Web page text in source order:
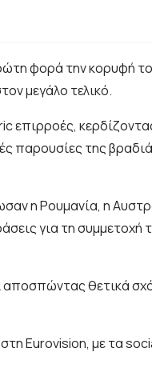
φορά την κορυφή
μεγάλο τελικό.
επιρροές,
παρουσίες της
η Ρουμανία, η
για τη συμμετοχή
θετικά
Eurovision, με τα